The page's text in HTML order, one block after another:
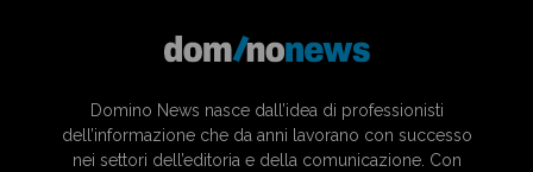
Domino News nasce dall’idea di professionisti
dell’informazione che da anni lavorano con successo
nei settori dell’editoria e della comunicazione. Con